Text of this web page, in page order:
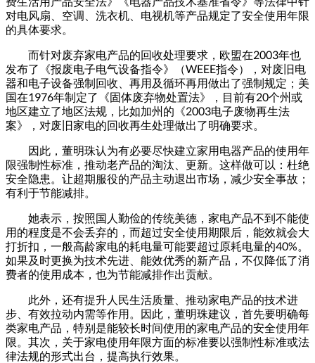
对电风扇、空调、洗衣机、电视机等产品规定了安全使用年限
的具体要求。
而针对废弃家电产品的回收处理要求，欧盟在2003年也
发布了《报废电子电气设备指令》（WEEE指令），对废旧电
器和电子设备强制回收、再用及循环再用做出了强制规定；美
国在1976年制定了《固体废弃物处置法》，目前有20个州或
地区建立了地区法规，比如加州的《2003电子废物再生法
案》，对废旧家电的回收再生处理做出了明确要求。
因此，董明珠认为有必要尽快建立家用电器产品的使用年
限强制性标准，推动老产品的淘汰、更新。这样做可以：杜绝
安全隐患。让超期服役的产品主动退出市场，减少安全事故；
有利于节能减排。
她表示，按照国人勤俭的传统美德，家电产品不到不能使
用的程度是不会丢弃的，而超过安全使用期限后，能效就会大
打折扣，一般高龄家电的耗电量可能要超过原耗电量的40%。
如果及时更换为技术先进、能效优秀的新产品，不仅降低了消
费者的使用成本，也为节能减排作出贡献。
此外，还有提升人民生活质量、推动家电产品的技术进
步、有效拉动内需等作用。因此，董明珠建议，首先要明确每
类家电产品，特别是能较长时间使用的家电产品的安全使用年
限。其次，关于家电使用年限方面的标准要以强制性标准或法
律法规的形式出台，提高执行效果。